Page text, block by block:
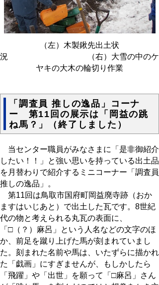
（左）木製鍬先出土状
況 （右）大雪の中のケ
ヤキの大木の輪切り作業
「調査員 推しの逸品」コーナ
ー 第11回の展示は「岡益の跳
ね馬？」（終了しました）
当センター職員がみなさまに「是非御紹介
したい！！」と強い思いを持っている出土品
を月替わりで紹介するミニコーナー「調査員
推しの逸品」。
第11回は鳥取市国府町岡益廃寺跡（おか
ますはいじあと）で出土した瓦です。8世紀
代の物と考えられる丸瓦の表面に、
「□（？）麻呂」という人名などの文字のほ
か、前足を蹴り上げた馬が刻まれていまし
た。刻まれた名前や馬は、いたずらに描かれ
た「戯画」にすぎませんが、もしかしたら
「飛躍」や「出世」を願って「□麻呂」さん